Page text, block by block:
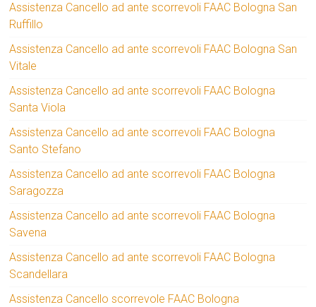
Assistenza Cancello ad ante scorrevoli FAAC Bologna San
Ruffillo
Assistenza Cancello ad ante scorrevoli FAAC Bologna San
Vitale
Assistenza Cancello ad ante scorrevoli FAAC Bologna
Santa Viola
Assistenza Cancello ad ante scorrevoli FAAC Bologna
Santo Stefano
Assistenza Cancello ad ante scorrevoli FAAC Bologna
Saragozza
Assistenza Cancello ad ante scorrevoli FAAC Bologna
Savena
Assistenza Cancello ad ante scorrevoli FAAC Bologna
Scandellara
Assistenza Cancello scorrevole FAAC Bologna